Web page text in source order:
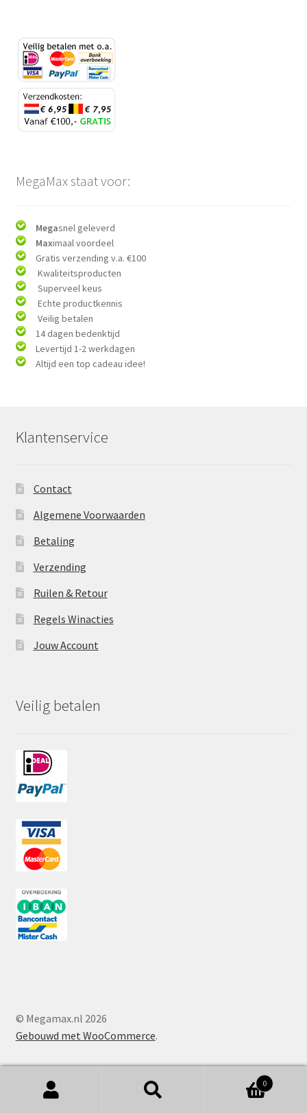
MegaMax staat voor:
Megasnel geleverd
Maximaal voordeel
Gratis verzending v.a. €100
Kwaliteitsproducten
Superveel keus
Echte productkennis
Veilig betalen
14 dagen bedenktijd
Levertijd 1-2 werkdagen
Altijd een top cadeau idee!
Klantenservice
Contact
Algemene Voorwaarden
Betaling
Verzending
Ruilen & Retour
Regels Winacties
Jouw Account
Veilig betalen
© Megamax.nl 2026
Gebouwd met WooCommerce.
0